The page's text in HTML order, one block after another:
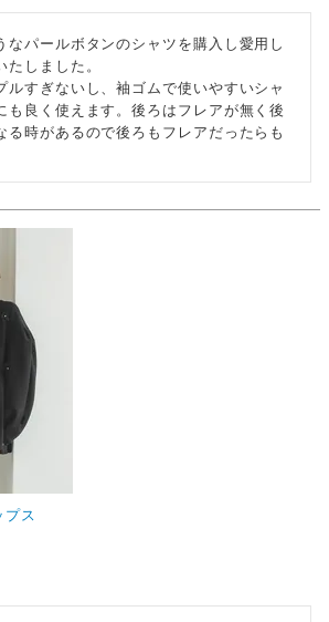
なパールボタンのシャツを購入し愛用し
しました。
ルすぎないし、袖ゴムで使いやすいシャ
も良く使えます。後ろはフレアが無く後
る時があるので後ろもフレアだったらも
ス